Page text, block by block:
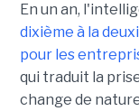
En un an,
dixième à la
pour les
qui traduit la
change de